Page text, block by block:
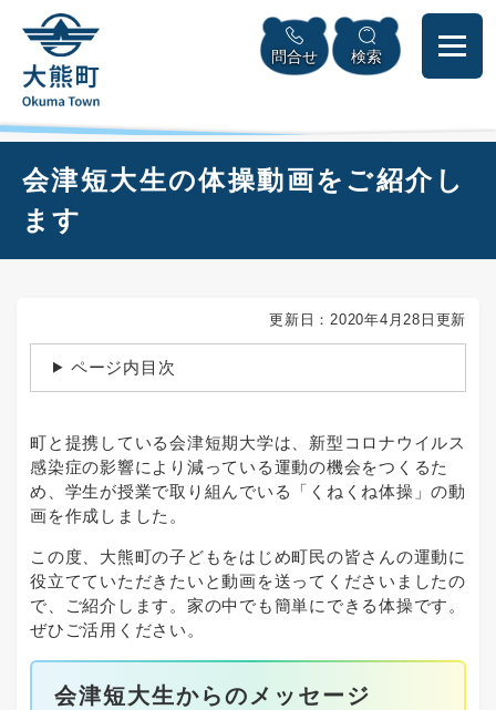
頭
メニューを飛ばして本文へ
問合せ 検索
会津短大生の体操動画をご紹介し
ます
更新日：2020年4月28日更新
ページ内目次
町と提携している会津短期大学は、新型コロナウイルス
感染症の影響により減っている運動の機会をつくるた
め、学生が授業で取り組んでいる「くねくね体操」の動
画を作成しました。
この度、大熊町の子どもをはじめ町民の皆さんの運動に
役立てていただきたいと動画を送ってくださいましたの
で、ご紹介します。家の中でも簡単にできる体操です。
ぜひご活用ください。
会津短大生からのメッセージ